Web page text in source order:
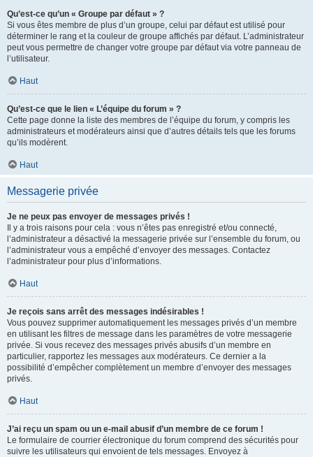
Qu’est-ce qu’un « Groupe par défaut » ?
Si vous êtes membre de plus d’un groupe, celui par défaut est utilisé pour
déterminer le rang et la couleur de groupe affichés par défaut. L’administrateur
peut vous permettre de changer votre groupe par défaut via votre panneau de
l’utilisateur.
Haut
Qu’est-ce que le lien « L’équipe du forum » ?
Cette page donne la liste des membres de l’équipe du forum, y compris les
administrateurs et modérateurs ainsi que d’autres détails tels que les forums
qu’ils modèrent.
Haut
Messagerie privée
Je ne peux pas envoyer de messages privés !
Il y a trois raisons pour cela : vous n’êtes pas enregistré et/ou connecté,
l’administrateur a désactivé la messagerie privée sur l’ensemble du forum, ou
l’administrateur vous a empêché d’envoyer des messages. Contactez
l’administrateur pour plus d’informations.
Haut
Je reçois sans arrêt des messages indésirables !
Vous pouvez supprimer automatiquement les messages privés d’un membre
en utilisant les filtres de message dans les paramètres de votre messagerie
privée. Si vous recevez des messages privés abusifs d’un membre en
particulier, rapportez les messages aux modérateurs. Ce dernier a la
possibilité d’empêcher complètement un membre d’envoyer des messages
privés.
Haut
J’ai reçu un spam ou un e-mail abusif d’un membre de ce forum !
Le formulaire de courrier électronique du forum comprend des sécurités pour
suivre les utilisateurs qui envoient de tels messages. Envoyez à